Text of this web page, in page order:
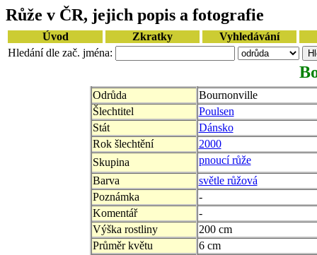
Růže v ČR, jejich popis a fotografie
Úvod Zkratky
Vyhledávání
Hledání dle zač. jména:
Odrůda
Bournonville
Šlechtitel
Poulsen
Stát
Dánsko
Rok šlechtění
2000
Skupina
pnoucí růže
Barva
světle růžová
Poznámka
-
Komentář
-
Výška rostliny
200 cm
Průměr květu
6 cm